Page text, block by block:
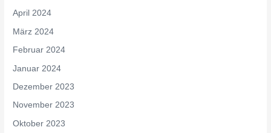
April 2024
März 2024
Februar 2024
Januar 2024
Dezember 2023
November 2023
Oktober 2023